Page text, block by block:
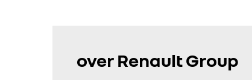
over Renault Group